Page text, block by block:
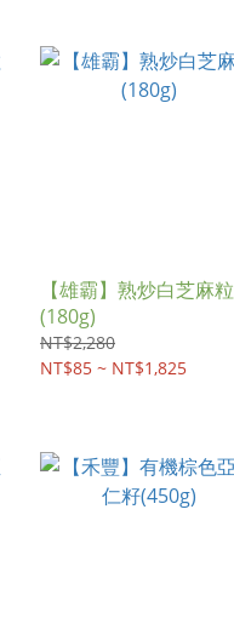
【雄霸】熟炒白芝麻粒
(180g)
NT$2,280
NT$85 ~ NT$1,825